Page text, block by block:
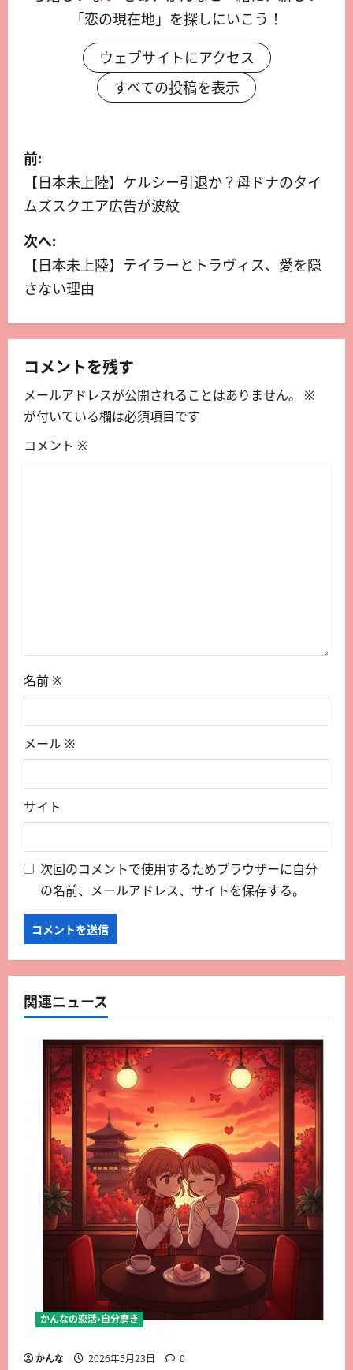
「恋の現在地」を探しにいこう！
ウェブサイトにアクセス
すべての投稿を表示
前:
【日本未上陸】ケルシー引退か？母ドナのタイ
ムズスクエア広告が波紋
次へ:
【日本未上陸】テイラーとトラヴィス、愛を隠
さない理由
コメントを残す
メールアドレスが公開されることはありません。
※
が付いている欄は必須項目です
コメント ※
名前 ※
メール ※
サイト
次回のコメントで使用するためブラウザーに自分
の名前、メールアドレス、サイトを保存する。
関連ニュース
かんなの恋活・自分磨き
かんな 2026年5月23日 0